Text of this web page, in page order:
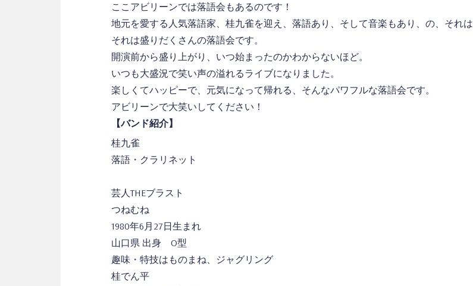
ここアビリーンでは落語会もあるのです！
地元を愛する人気落語家、桂九雀を迎え、落語あり、そして音楽もあり、の、それは
それは盛りだくさんの落語会です。
開演前から盛り上がり、いつ始まったのかわからないほど。
いつも大盛況で笑い声の溢れるライブになりました。
楽しくてハッピーで、元気になって帰れる、そんなパワフルな落語会です。
アビリーンで大笑いしてください！
【バンド紹介】
桂九雀
落語・クラリネット
芸人THEブラスト
つねむね
1980年6月27日生まれ
山口県 出身 O型
趣味・特技はものまね、ジャグリング
桂でん平